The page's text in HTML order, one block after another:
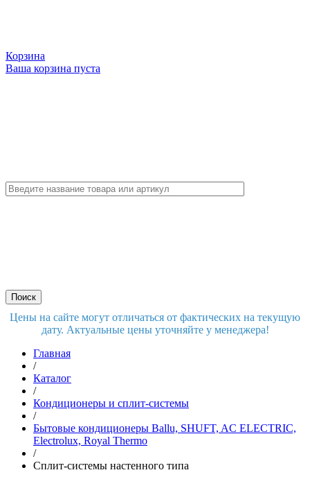
Корзина
Ваша корзина пуста
Цены на сайте могут отличаться от фактических на текущую
дату. Актуальные цены уточняйте у менеджера!
Главная
/
Каталог
/
Кондиционеры и сплит-системы
/
Бытовые кондиционеры Ballu, SHUFT, AC ELECTRIC,
Electrolux, Royal Thermo
/
Сплит-системы настенного типа